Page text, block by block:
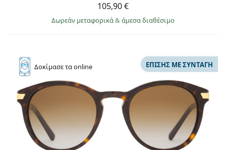
105,90 €
Δωρεάν μεταφορικά& άμεσα διαθέσιμο
Δοκίμασετα online ΕΠΊΣΗΣ ΜΕ ΣΥΝΤΑΓΉ